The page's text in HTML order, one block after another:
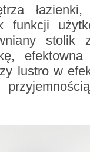
łazienki,
funkcji
stolik
lustro w